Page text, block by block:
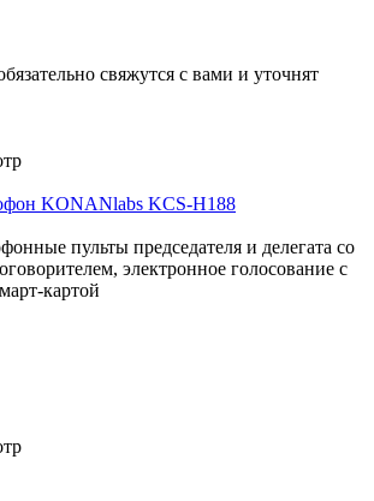
свяжутся с вами и уточнят
KONANlabs KCS-H188
пульты председателя и делегата со
электронное голосование с
картой